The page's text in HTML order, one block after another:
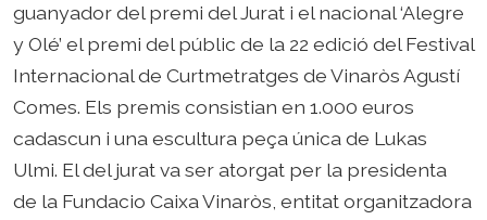
guanyador del premi del Jurat i el nacional ‘Alegre
y Olé’ el premi del públic de la 22 edició del Festival
Internacional de Curtmetratges de Vinaròs Agustí
Comes. Els premis consistian en 1.000 euros
cadascun i una escultura peça única de Lukas
Ulmi. El del jurat va ser atorgat per la presidenta
de la Fundacio Caixa Vinaròs, entitat organitzadora